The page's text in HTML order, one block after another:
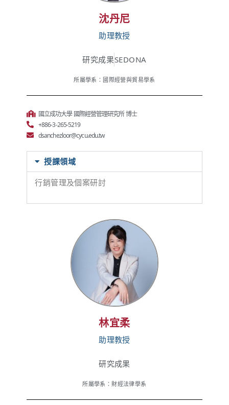
沈丹尼
助理教授
研究成果SEDONA
所屬學系：國際經營與貿易學系
國立成功大學 國際經營管理研究所 博士
+886-3-265-5219
dsanchezloor@cycu.edu.tw
授課領域
行銷管理及個案研討
林宜柔
助理教授
研究成果
所屬學系：財經法律學系